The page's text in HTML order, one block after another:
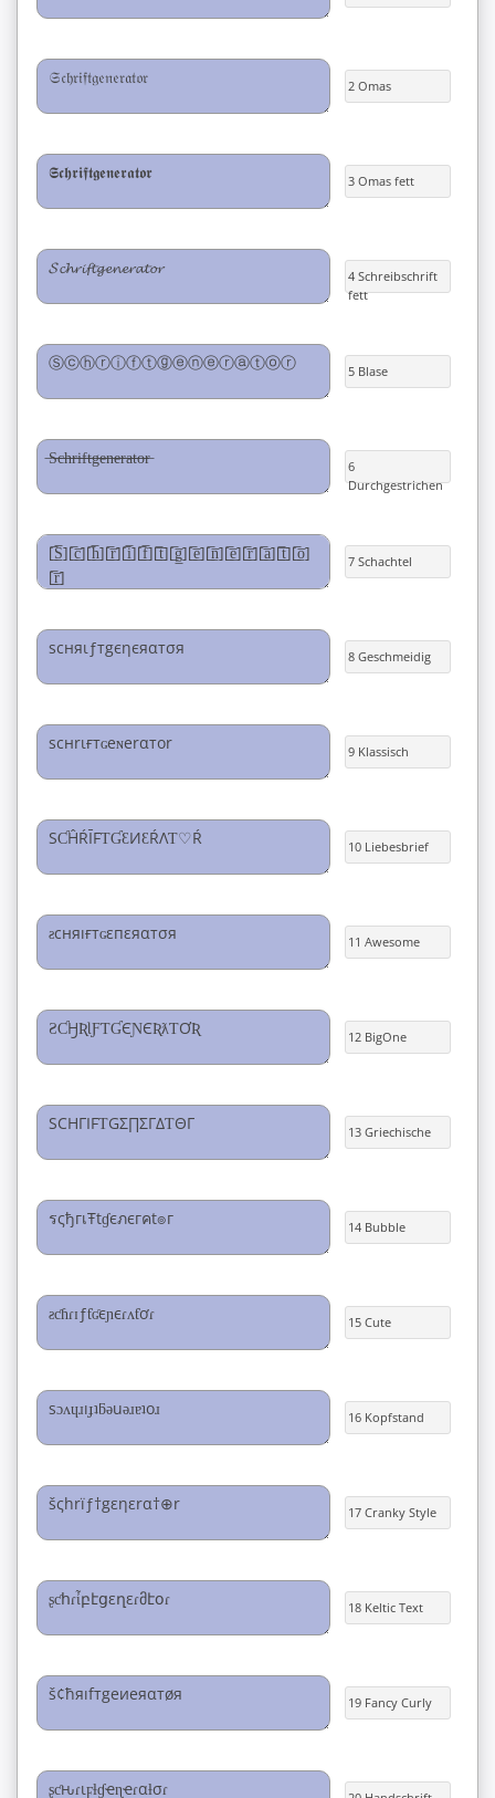
2 Omas
3 Omas fett
4 Schreibschrift
fett
5 Blase
6
Durchgestrichen
7 Schachtel
8 Geschmeidig
9 Klassisch
10 Liebesbrief
11 Awesome
12 BigOne
13 Griechische
14 Bubble
15 Cute
16 Kopfstand
17 Cranky Style
18 Keltic Text
19 Fancy Curly